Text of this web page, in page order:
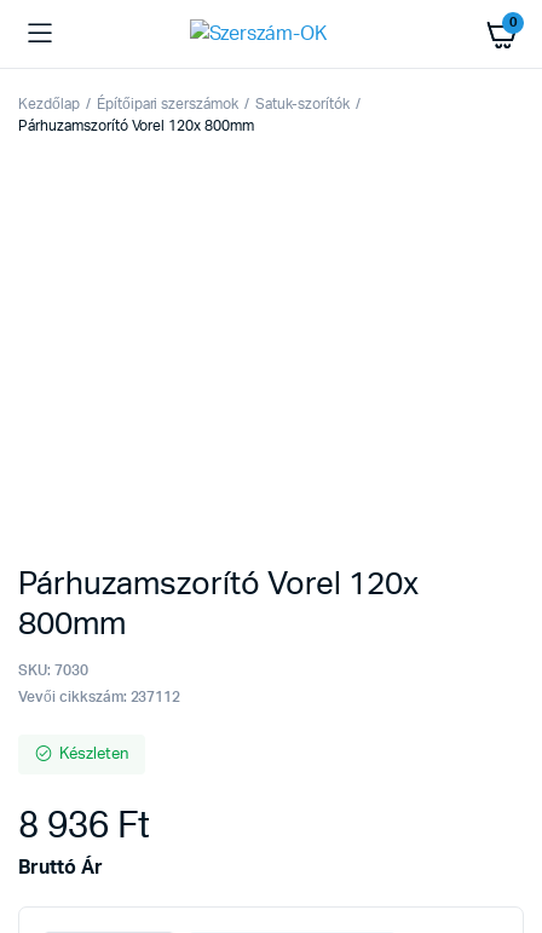
0
Kezdőlap Építőipari szerszámok
Satuk-szorítók
Párhuzamszorító Vorel 120x 800mm
Párhuzamszorító Vorel 120x
800mm
SKU: 7030
Vevői cikkszám: 237112
Készleten
8 936 Ft
Bruttó Ár